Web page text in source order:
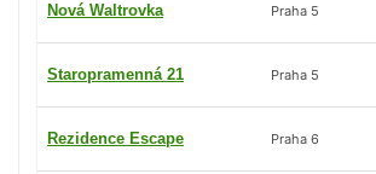
Nová Waltrovka Praha 5
Staropramenná 21 Praha 5
Rezidence Escape Praha 6